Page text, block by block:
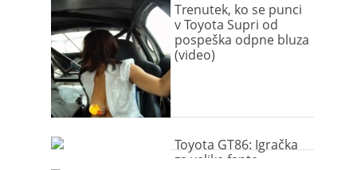
Trenutek, ko se punci
v Toyota Supri od
pospeška odpne bluza
(video)
Toyota GT86: Igračka
za velike fante